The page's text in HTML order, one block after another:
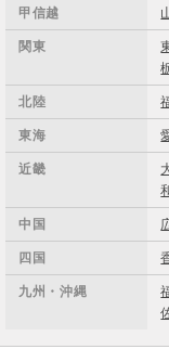
甲信越
関東
北陸
東海
近畿
中国
四国
九州・沖縄